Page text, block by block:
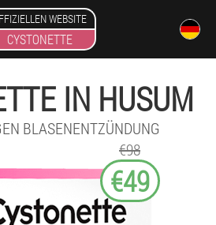
WEBSITE
CYSTONETTE
IN HUSUM
BLASENENTZÜNDUNG
€98
€49